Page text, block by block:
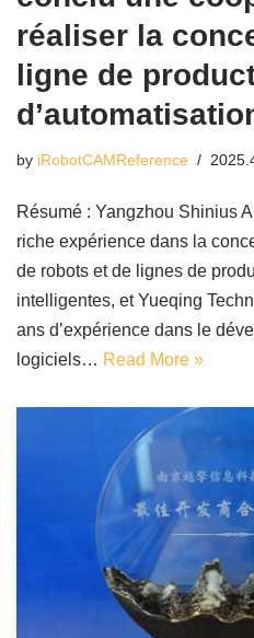
réaliser la
ligne de
by iRobotCAMReference
Résumé : Yangzhou Shinius
riche expérience dans la
de robots et de lignes de
intelligentes, et Yueqing
ans d’expérience dans le
logiciels… Read More »